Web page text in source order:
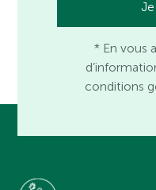
* En vous
conditions